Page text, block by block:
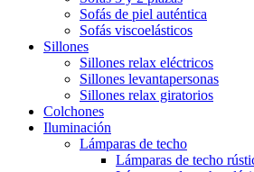
Sofás de piel auténtica
Sofás viscoelásticos
Sillones
Sillones relax eléctricos
Sillones levantapersonas
Sillones relax giratorios
Colchones
Iluminación
Lámparas de techo
Lámparas de techo